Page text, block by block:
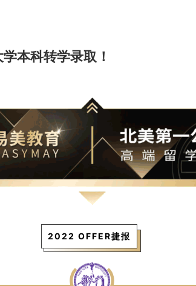
本科转学录取！
2022 OFFER捷报